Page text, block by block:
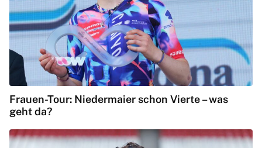
Frauen-Tour: Niedermaier schon Vierte – was
geht da?